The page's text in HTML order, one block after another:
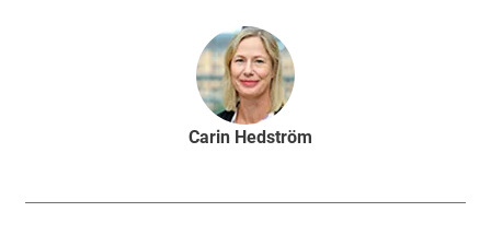
Carin Hedström